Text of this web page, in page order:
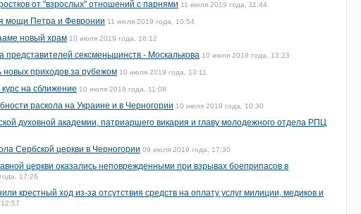
от "взрослых" отношений с парнями 11 июля 2019 года, 11:44
мощи Петра и Февронии 11 июля 2019 года, 10:54
новый храм 10 июля 2019 года, 16:12
сексменьшинств - Москалькова 10 июля 2019 года, 13:23
приходов за рубежом 10 июля 2019 года, 13:11
на сближение 10 июля 2019 года, 11:08
раскола на Украине и в Черногории 10 июля 2019 года, 10:30
духовной академии, патриаршего викария и главу молодежного отдела РПЦ
Сербской церкви в Черногории 09 июля 2019 года, 17:30
церкви оказались неповрежденными при взрывах боеприпасов в
17:26
крестный ход из-за отсутствия средств на оплату услуг милиции, медиков и